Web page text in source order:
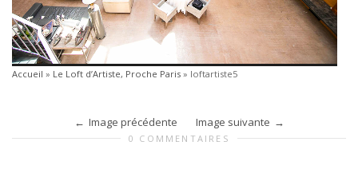
Accueil » Le Loft d’Artiste, Proche Paris » loftartiste5
Image précédente Image suivante
0 COMMENTAIRES